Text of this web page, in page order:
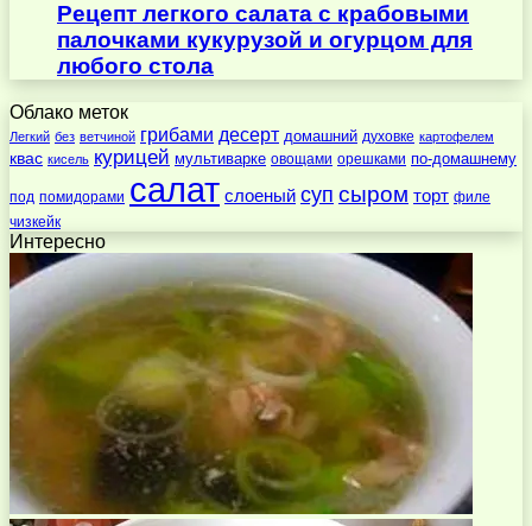
Рецепт легкого салата с крабовыми
палочками кукурузой и огурцом для
любого стола
Облако меток
Легкий без ветчиной грибами десерт домашний духовке картофелем
квас кисель курицей мультиварке овощами орешками по-домашнему
под помидорами салат слоеный суп сыром торт филе
чизкейк
Интересно